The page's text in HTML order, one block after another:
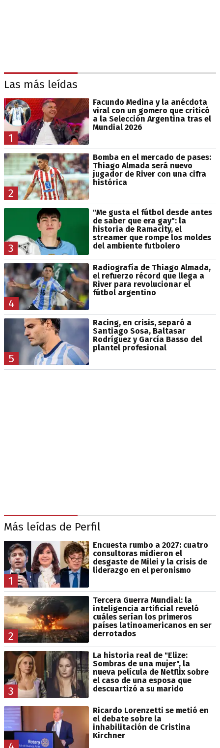
Las más leídas
1
Facundo Medina y la anécdota
viral con un gomero que criticó
a la Selección Argentina tras el
Mundial 2026
2
Bomba en el mercado de pases:
Thiago Almada será nuevo
jugador de River con una cifra
histórica
3
"Me gusta el fútbol desde antes
de saber que era gay": la
historia de Ramacity, el
streamer que rompe los moldes
del ambiente futbolero
4
Radiografía de Thiago Almada,
el refuerzo récord que llega a
River para revolucionar el
fútbol argentino
5
Racing, en crisis, separó a
Santiago Sosa, Baltasar
Rodríguez y García Basso del
plantel profesional
Más leídas de Perfil
1
Encuesta rumbo a 2027: cuatro
consultoras midieron el
desgaste de Milei y la crisis de
liderazgo en el peronismo
2
Tercera Guerra Mundial: la
inteligencia artificial reveló
cuáles serían los primeros
países latinoamericanos en ser
derrotados
3
La historia real de "Elize:
Sombras de una mujer", la
nueva película de Netflix sobre
el caso de una esposa que
descuartizó a su marido
Ricardo Lorenzetti se metió en
el debate sobre la
inhabilitación de Cristina
Kirchner